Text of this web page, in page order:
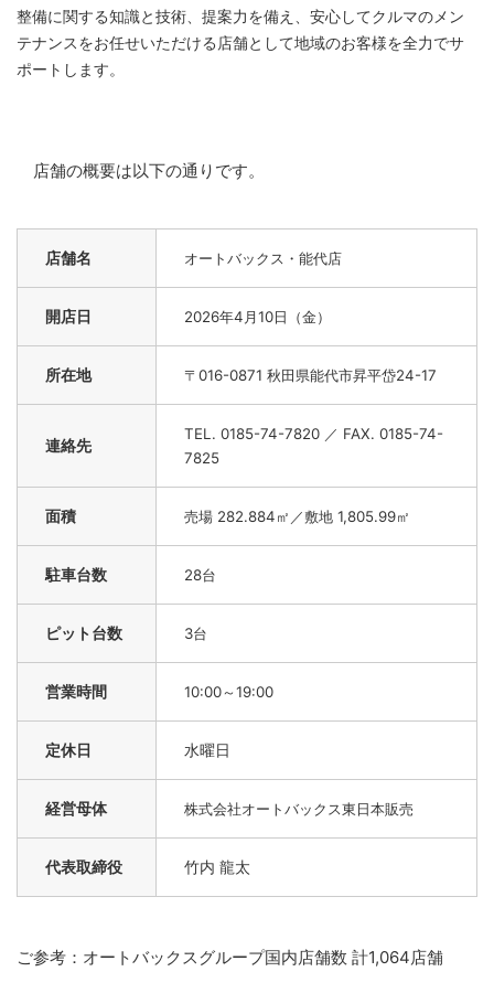
整備に関する知識と技術、提案力を備え、安心してクルマのメン
テナンスをお任せいただける店舗として地域のお客様を全力でサ
ポートします。
店舗の概要は以下の通りです。
店舗名 オートバックス・能代店
開店日 2026年4月10日（金）
所在地 〒016-0871 秋田県能代市昇平岱24-17
連絡先
TEL. 0185-74-7820 ／ FAX. 0185-74-
7825
面積 売場 282.884㎡／敷地 1,805.99㎡
駐車台数 28台
ピット台数 3台
営業時間 10:00～19:00
定休日 水曜日
経営母体 株式会社オートバックス東日本販売
代表取締役 竹内 龍太
ご参考：オートバックスグループ国内店舗数 計1,064店舗